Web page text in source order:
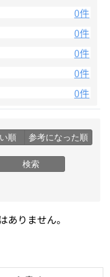
0件
0件
0件
0件
0件
順 参考になった順
検索
ありません。